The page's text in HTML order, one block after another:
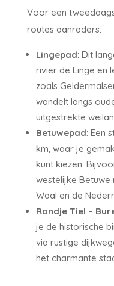
Voor een
routes aanraders:
Lingepad: Dit
rivier de Linge en
zoals
wandelt langs
uitgestrekte
Betuwepad: Een
km, waar je
kunt kiezen.
westelijke Betuwe
Waal en de
Rondje Tiel –
je de historische
via rustige
het charmante